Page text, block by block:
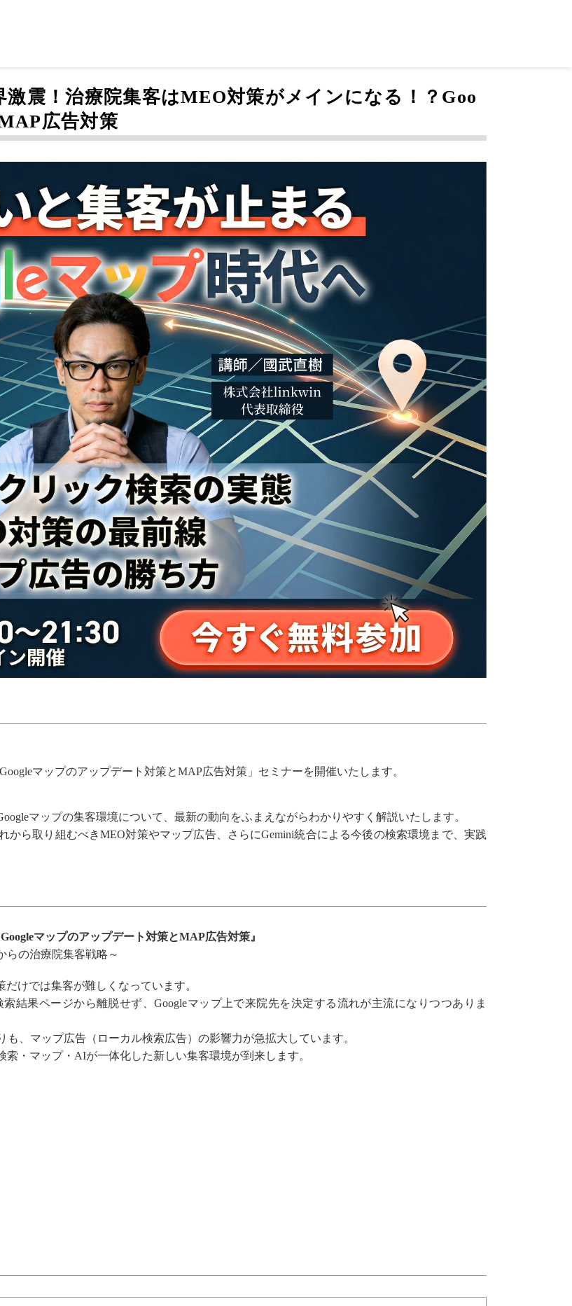
激震！治療院集客はMEO対策がメインになる！？Goo
広告対策
マップのアップデート対策とMAP広告対策」セミナーを開催いたします。
マップの集客環境について、最新の動向をふまえながらわかりやすく解説いたします。
から取り組むべきMEO対策やマップ広告、さらにGemini統合による今後の検索環境まで、実践
マップのアップデート対策とMAP広告対策』
らの治療院集客戦略～
けでは集客が難しくなっています。
結果ページから離脱せず、Googleマップ上で来院先を決定する流れが主流になりつつありま
、マップ広告（ローカル検索広告）の影響力が急拡大しています。
・マップ・AIが一体化した新しい集客環境が到来します。